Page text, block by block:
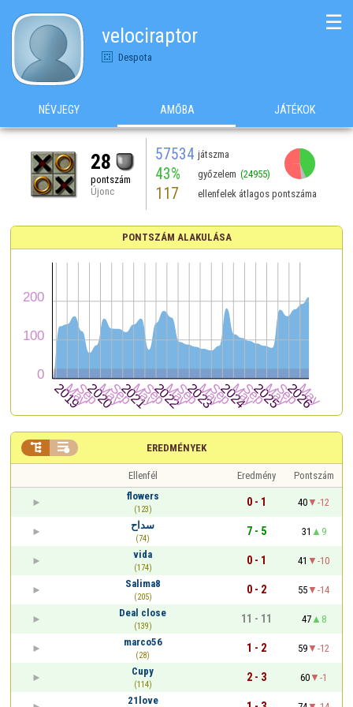
velociraptor
Despota
☰
NÉVJEGY AMŐBA JÁTÉKOK
28
pontszám
Újonc
57534 játszma
43% győzelem (24955)
117 ellenfelek átlagos pontszáma
PONTSZÁM ALAKULÁSA
EREDMÉNYEK
 
Ellenfél Eredmény
Pontszám
flowers
(123)
0 - 1 40
-12
سداح
(74)
7 - 5 31
9
vida
(174)
0 - 1 41
-10
Salima8
(205)
0 - 2 55
-14
Deal close
(139)
11 - 11 47
8
marco56
(28)
1 - 2 59
-12
Cupy
(114)
2 - 3 60
-1
21love